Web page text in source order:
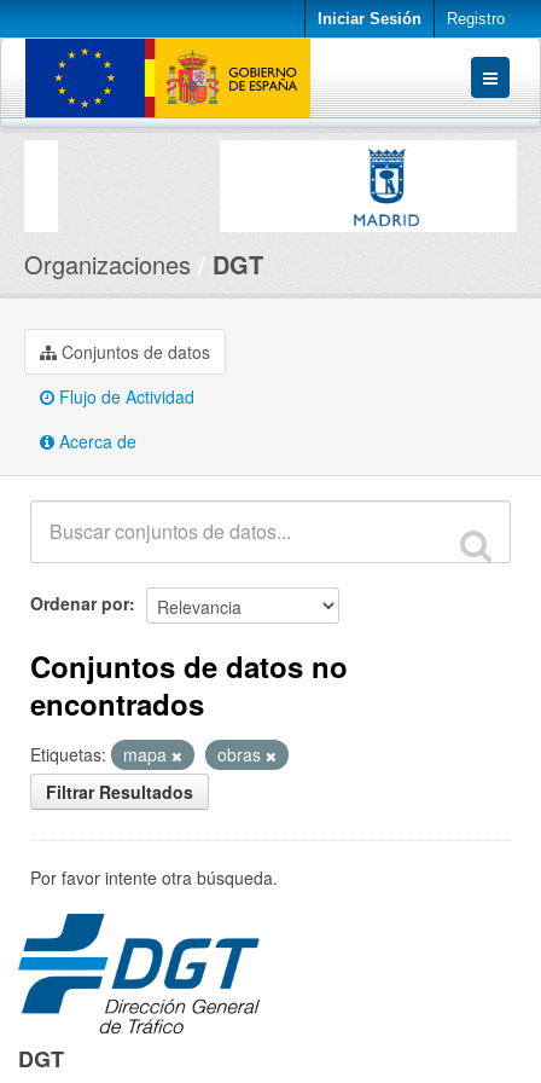
Iniciar Sesión Registro
Conjuntos de datos
Organizaciones DGT
Conjuntos de datos
Flujo de Actividad
Acerca de
Ordenar por
Conjuntos de datos no
encontrados
Etiquetas: mapa
obras
Filtrar Resultados
Por favor intente otra búsqueda.
DGT